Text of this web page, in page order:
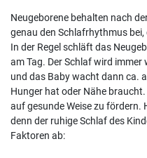
Neugeborene behalten nach
genau den Schlafrhythmus
In der Regel schläft das
am Tag. Der Schlaf wird
und das Baby wacht dann ca.
Hunger hat oder Nähe
auf gesunde Weise zu fördern.
denn der ruhige Schlaf des
Faktoren ab: